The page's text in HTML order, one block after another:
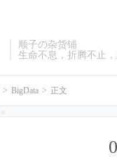
顺子の杂货铺
生命不息，折腾不止
> BigData > 正文